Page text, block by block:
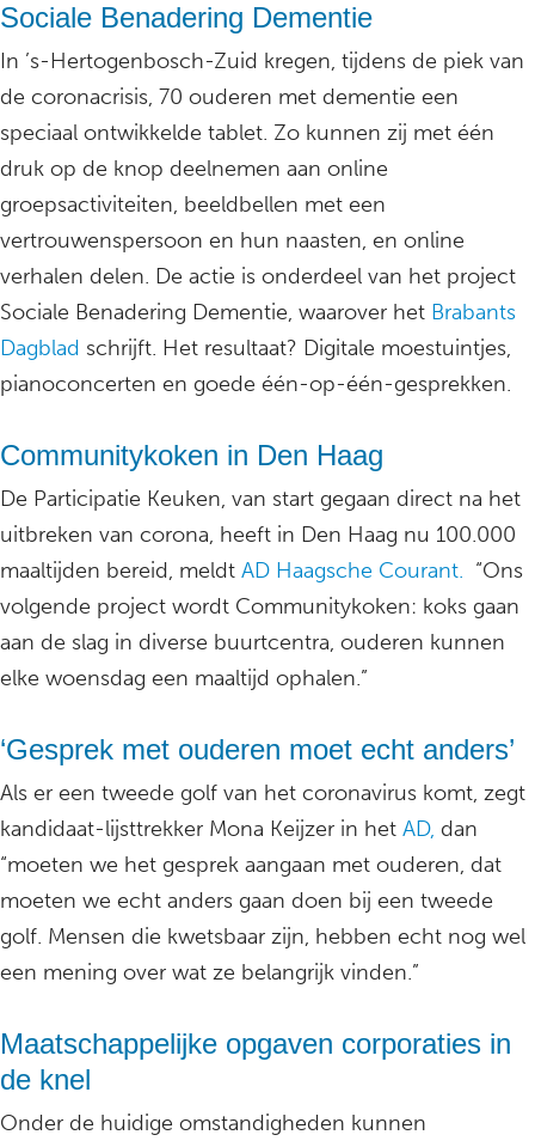
Sociale Benadering Dementie
In ’s-Hertogenbosch-Zuid kregen, tijdens de piek van
de coronacrisis, 70 ouderen met dementie een
speciaal ontwikkelde tablet. Zo kunnen zij met één
druk op de knop deelnemen aan online
groepsactiviteiten, beeldbellen met een
vertrouwenspersoon en hun naasten, en online
verhalen delen. De actie is onderdeel van het project
Sociale Benadering Dementie, waarover het Brabants
Dagblad schrijft. Het resultaat? Digitale moestuintjes,
pianoconcerten en goede één-op-één-gesprekken.
Communitykoken in Den Haag
De Participatie Keuken, van start gegaan direct na het
uitbreken van corona, heeft in Den Haag nu 100.000
maaltijden bereid, meldt AD Haagsche Courant. “Ons
volgende project wordt Communitykoken: koks gaan
aan de slag in diverse buurtcentra, ouderen kunnen
elke woensdag een maaltijd ophalen.”
‘Gesprek met ouderen moet echt anders’
Als er een tweede golf van het coronavirus komt, zegt
kandidaat-lijsttrekker Mona Keijzer in het AD, dan
“moeten we het gesprek aangaan met ouderen, dat
moeten we echt anders gaan doen bij een tweede
golf. Mensen die kwetsbaar zijn, hebben echt nog wel
een mening over wat ze belangrijk vinden.”
Maatschappelijke opgaven corporaties in
de knel
Onder de huidige omstandigheden kunnen